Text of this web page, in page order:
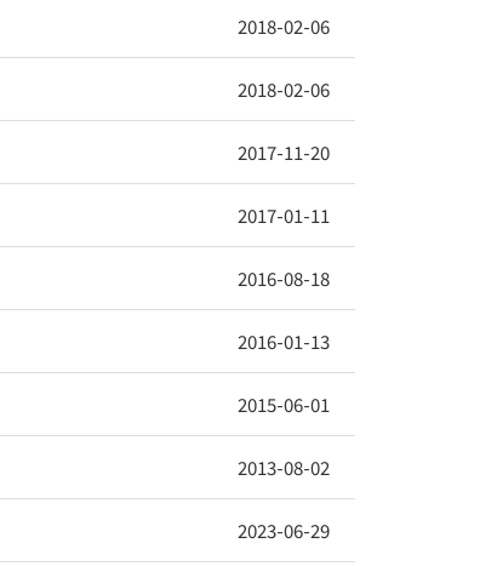
2018-02-06
2018-02-06
2017-11-20
2017-01-11
2016-08-18
2016-01-13
2015-06-01
2013-08-02
2023-06-29